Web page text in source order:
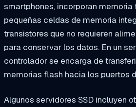
smartphones, incorporan memoria
pequeñas celdas de memoria
transistores que no requieren
para conservar los datos. En un
controlador se encarga de
memorias flash hacia los puertos
Algunos servidores SSD incluyen